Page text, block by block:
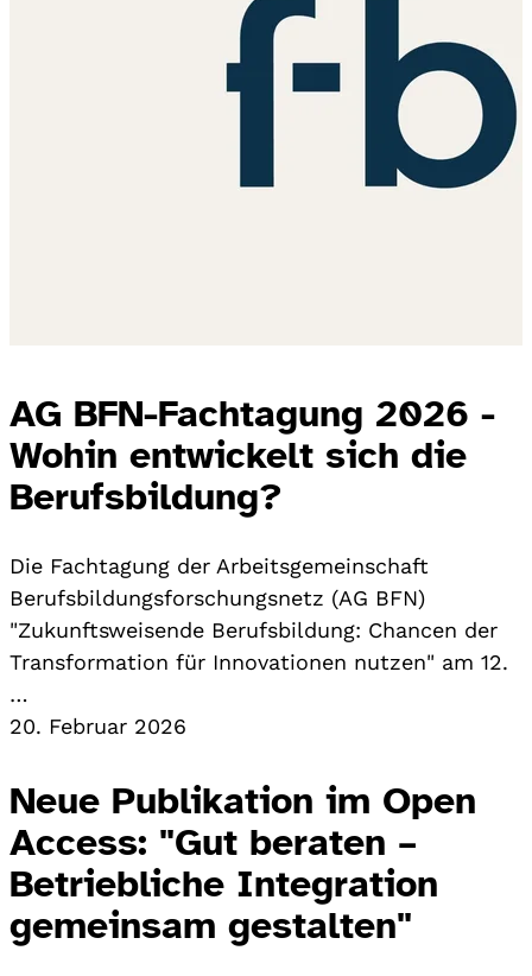
AG BFN-Fachtagung 2026 -
Wohin entwickelt sich die
Berufsbildung?
Die Fachtagung der Arbeitsgemeinschaft
Berufsbildungsforschungsnetz (AG BFN)
"Zukunftsweisende Berufsbildung: Chancen der
Transformation für Innovationen nutzen" am 12.
…
20. Februar 2026
Neue Publikation im Open
Access: "Gut beraten –
Betriebliche Integration
gemeinsam gestalten"